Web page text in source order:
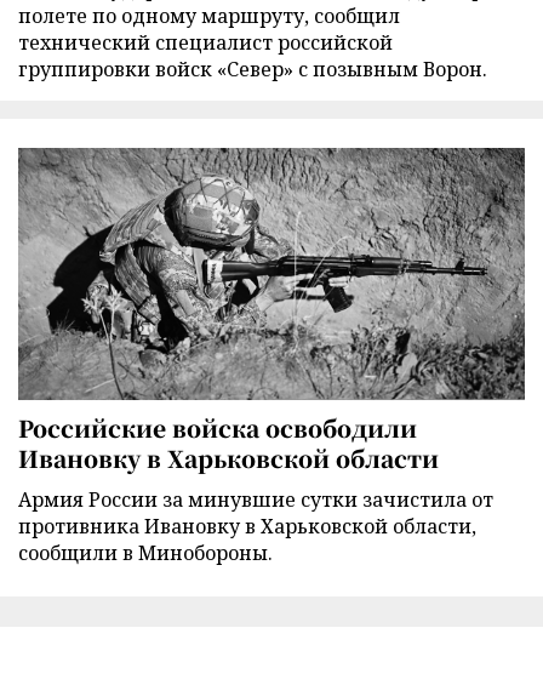
полете по одному маршруту, сообщил
технический специалист российской
группировки войск «Север» с позывным Ворон.
Российские войска освободили
Ивановку в Харьковской области
Армия России за минувшие сутки зачистила от
противника Ивановку в Харьковской области,
сообщили в Минобороны.